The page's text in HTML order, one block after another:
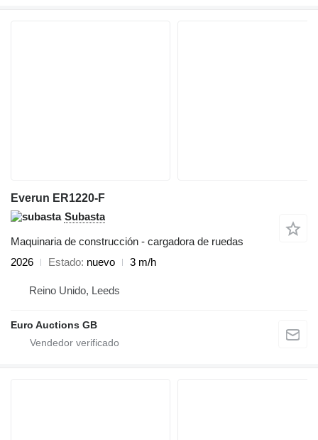
Everun ER1220-F
Subasta
Maquinaria de construcción - cargadora de ruedas
2026
Estado nuevo 3 m/h
Reino Unido, Leeds
Euro Auctions GB